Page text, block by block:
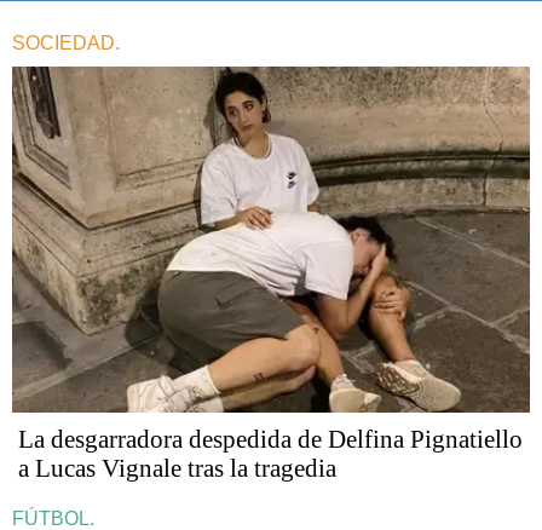
SOCIEDAD.
La desgarradora despedida de Delfina Pignatiello
a Lucas Vignale tras la tragedia
FÚTBOL.